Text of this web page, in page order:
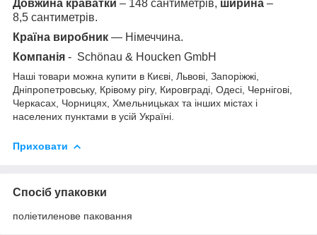
Довжина краватки – 148 сантиметрів, ширина –
8,5 сантиметрів.
Країна виробник — Німеччина.
Компанія - Schönau & Houcken GmbH
Наші товари можна купити в Києві, Львові, Запоріжжі,
Дніпропетровську, Крівому рігу, Кировграді, Одесі, Чернігові,
Черкасах, Чорницях, Хмельницьках та інших містах і
населених пунктами в усій Україні.
Приховати
Спосіб упаковки
поліетиленове паковання